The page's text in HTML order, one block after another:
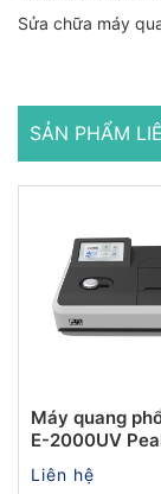
Sửa chữa máy
SẢN PHẨM
Máy quang
E-2000UV
Liên hệ